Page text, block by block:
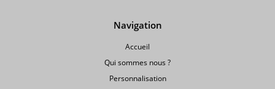
Navigation
Accueil
Qui sommes nous ?
Personnalisation